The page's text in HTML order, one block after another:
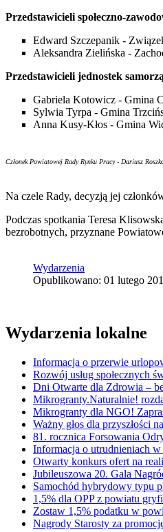
Przedstawicieli społeczno-
Edward Szczepanik -
Aleksandra Zielińska -
Przedstawicieli jednostek
Gabriela Kotowicz - Gmina
Sylwia Tyrpa - Gmina
Anna Kusy-Kłos - Gmina
Członek Powiatowej Rady Rynku Pracy - Dariusz
Na czele Rady, decyzją jej
Podczas spotkania Teresa
bezrobotnych, przyznane
Wydarzenia
Opublikowano: 01 lutego
Wydarzenia lokalne
Informacja o przerwie
Rozwój usług społecznych
Dni Otwarte dla Zdrowia –
Mikrogranty.Naturalnie!
Mikrogranty dla NGO!
Ważny głos dla przyszłości
81. rocznica Forsowania
Informacja o utrudnieniach
Otwarty konkurs ofert na
Jubileuszowa 20. Gala
Samochód hybrydowy typu
1,5% dla OPP z powiatu
Zostaw 1,5% podatku w
Nagrody Starosty za